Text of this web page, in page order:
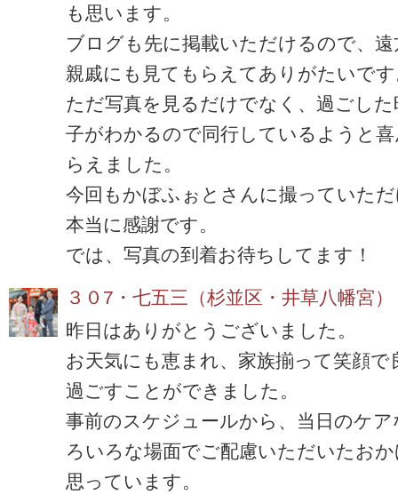
も思います。
ブログも先に掲載いただけるので、
親戚にも見てもらえてありがたいで
ただ写真を見るだけでなく、過ごした
子がわかるので同行しているようと
らえました。
今回もかぼふぉとさんに撮っていた
本当に感謝です。
では、写真の到着お待ちしてます！
３０7・七五三（杉並区・井草八幡宮）
昨日はありがとうございました。
お天気にも恵まれ、家族揃って笑顔で
過ごすことができました。
事前のスケジュールから、当日のケ
ろいろな場面でご配慮いただいたお
思っています。